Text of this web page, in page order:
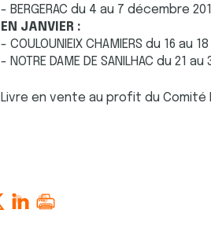
- BERGERAC du 4 au 7 décembre
EN JANVIER :
- COULOUNIEIX CHAMIERS du 16 au
- NOTRE DAME DE SANILHAC du 21
Livre en vente au profit du Comité